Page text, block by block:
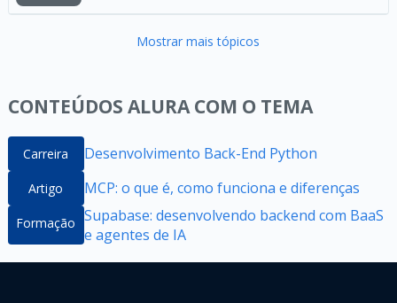
Mostrar mais tópicos
CONTEÚDOS ALURA COM O TEMA
Carreira Desenvolvimento Back-End Python
Artigo MCP: o que é, como funciona e diferenças
Formação Supabase: desenvolvendo backend com BaaS
e agentes de IA